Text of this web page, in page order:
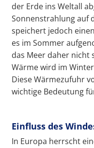
der Erde ins Weltall
Sonnenstrahlung auf
speichert jedoch
es im Sommer
das Meer daher nicht
Wärme wird im
Diese Wärmezufuhr
wichtige Bedeutung
Einfluss des
In Europa herrscht